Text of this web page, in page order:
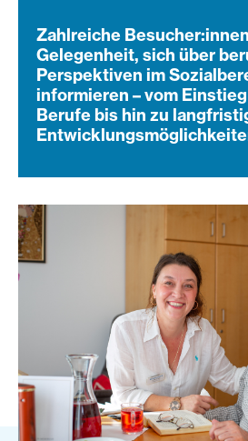
Zahlreiche
Gelegenheit, sich über
Perspektiven im
informieren – vom
Berufe bis hin zu